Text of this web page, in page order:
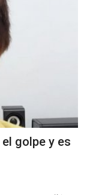
el golpe y es